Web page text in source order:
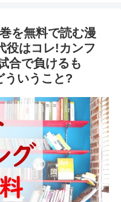
を無料で読む漫
役はコレ!カンフ
合で負けるも
ういうこと?